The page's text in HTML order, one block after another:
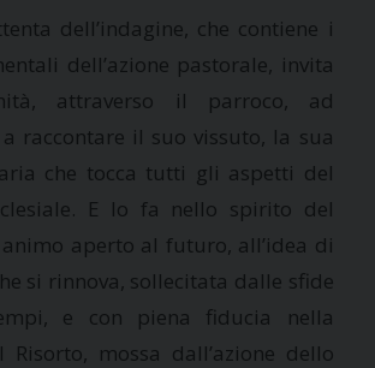
dell’indagine, che contiene i
dell’azione pastorale, invita
attraverso il parroco, ad
raccontare il suo vissuto, la sua
che tocca tutti gli aspetti del
E lo fa nello spirito del
aperto al futuro, all’idea di
si rinnova, sollecitata dalle sfide
e con piena fiducia nella
Risorto, mossa dall’azione dello